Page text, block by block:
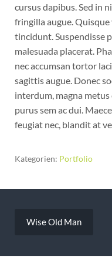
cursus dapibus. Sed in
fringilla augue.
tincidunt. Suspendisse
malesuada placerat.
nec accumsan tortor
sagittis augue. Donec
interdum, magna
purus sem ac dui.
feugiat nec, blandit at
Kategorien: Portfolio
Wise Old Man